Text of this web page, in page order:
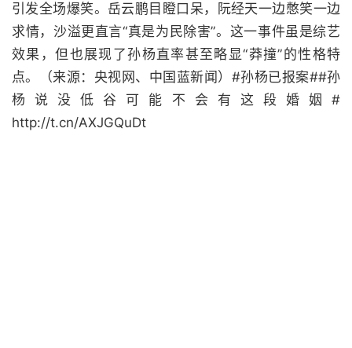
引发全场爆笑。岳云鹏目瞪口呆，阮经天一边憋笑一边
求情，沙溢更直言“真是为民除害”。这一事件虽是综艺
效果，但也展现了孙杨直率甚至略显“莽撞”的性格特
点。（来源：央视网、中国蓝新闻）#孙杨已报案##孙
杨说没低谷可能不会有这段婚姻#
http://t.cn/AXJGQuDt